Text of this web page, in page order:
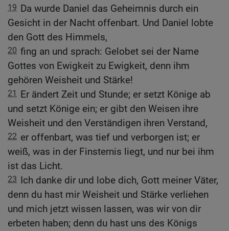
19 Da wurde Daniel das Geheimnis durch ein
Gesicht in der Nacht offenbart. Und Daniel lobte
den Gott des Himmels,
20 fing an und sprach: Gelobet sei der Name
Gottes von Ewigkeit zu Ewigkeit, denn ihm
gehören Weisheit und Stärke!
21
Er ändert Zeit und Stunde; er setzt Könige ab
und setzt Könige ein; er gibt den Weisen ihre
Weisheit und den Verständigen ihren Verstand,
22 er offenbart, was tief und verborgen ist; er
weiß, was in der Finsternis liegt, und nur bei ihm
ist das Licht.
23 Ich danke dir und lobe dich, Gott meiner Väter,
denn du hast mir Weisheit und Stärke verliehen
und mich jetzt wissen lassen, was wir von dir
erbeten haben; denn du hast uns des Königs